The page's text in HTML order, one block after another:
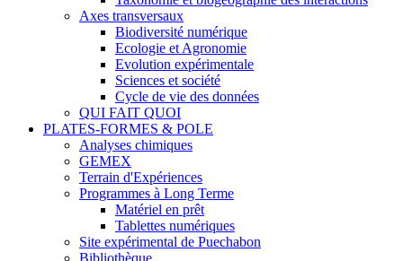
Axes transversaux
Biodiversité numérique
Ecologie et Agronomie
Evolution expérimentale
Sciences et société
Cycle de vie des données
QUI FAIT QUOI
PLATES-FORMES & POLE
Analyses chimiques
GEMEX
Terrain d'Expériences
Programmes à Long Terme
Matériel en prêt
Tablettes numériques
Site expérimental de Puechabon
Bibliothèque